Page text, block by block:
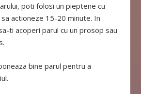
poti folosi un pieptene cu
sa actioneze 15-20 minute. In
ti acoperi parul cu un prosop sau
bine parul pentru a